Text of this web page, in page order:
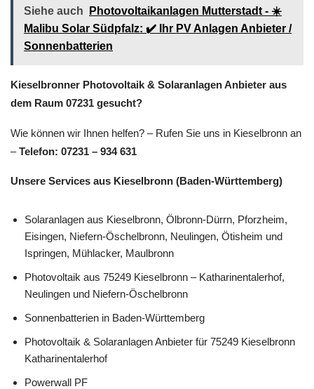
Siehe auch
Photovoltaikanlagen Mutterstadt - ☀️
Malibu Solar Südpfalz: ✔️ Ihr PV Anlagen Anbieter /
Sonnenbatterien
Kieselbronner Photovoltaik & Solaranlagen Anbieter aus
dem Raum 07231 gesucht?
Wie können wir Ihnen helfen? – Rufen Sie uns in Kieselbronn an
–Telefon: 07231 – 934 631
Unsere Services aus Kieselbronn (Baden-Württemberg)
Solaranlagen aus Kieselbronn, Ölbronn-Dürrn, Pforzheim,
Eisingen, Niefern-Öschelbronn, Neulingen, Ötisheim und
Ispringen, Mühlacker, Maulbronn
Photovoltaik aus 75249 Kieselbronn – Katharinentalerhof,
Neulingen und Niefern-Öschelbronn
Sonnenbatterien in Baden-Württemberg
Photovoltaik & Solaranlagen Anbieter für 75249 Kieselbronn
Katharinentalerhof
Powerwall PF